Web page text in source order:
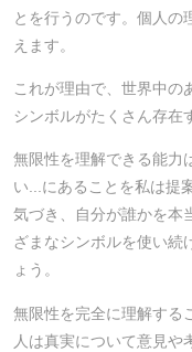
とを行うのです。個人の
えます。
これが理由で、世界中の
シンボルがたくさん存在
無限性を理解できる能力
い...にあることを私は提
気づき、自分が誰かを本
ざまなシンボルを使い続
ょう。
無限性を完全に理解する
人は真実について意見や